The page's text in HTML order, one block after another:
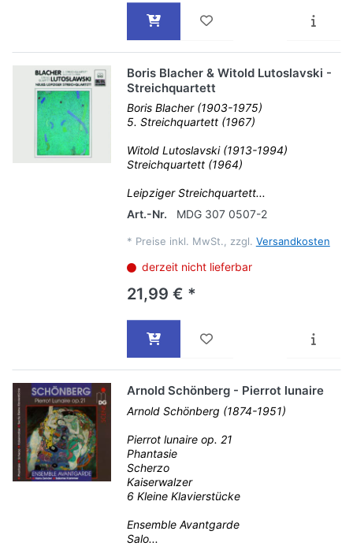
Boris Blacher & Witold Lutoslavski -
Streichquartett
Boris Blacher (1903-1975)
5. Streichquartett (1967)
Witold Lutoslavski (1913-1994)
Streichquartett (1964)
Leipziger Streichquartett...
Art.-Nr.
MDG 307 0507-2
* Preise inkl. MwSt., zzgl. Versandkosten
derzeit nicht lieferbar
21,99 € *
Arnold Schönberg - Pierrot lunaire
Arnold Schönberg (1874-1951)
Pierrot lunaire op. 21
Phantasie
Scherzo
Kaiserwalzer
6 Kleine Klavierstücke
Ensemble Avantgarde
Salo...